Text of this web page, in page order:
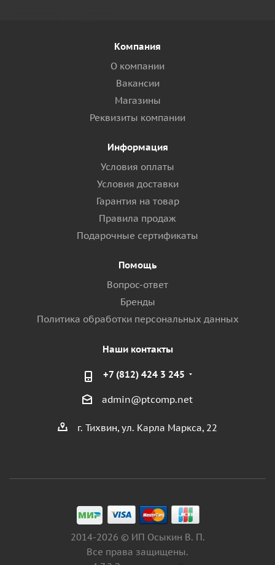
Компания
О компании
Вакансии
Магазины
Реквизиты компании
Информация
Условия оплаты
Условия доставки
Гарантия на товар
Правила продаж
Подарочные сертификаты
Помощь
Вопрос-ответ
Бренды
Политика обработки персональных данных
Наши контакты
+7 (812) 424 3 245
admin@ptcomp.net
г. Тихвин, ул. Карла Маркса, 22
2014-2026 © ИП Осыкин В. П.
Все права защищены.